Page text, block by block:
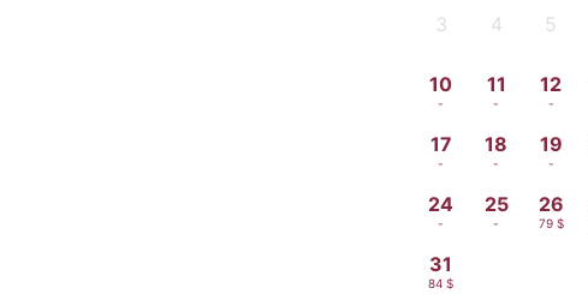
3 4 5
10
-
11
-
12
-
17
-
18
-
19
-
24
-
25
-
26
79 $
31
84 $